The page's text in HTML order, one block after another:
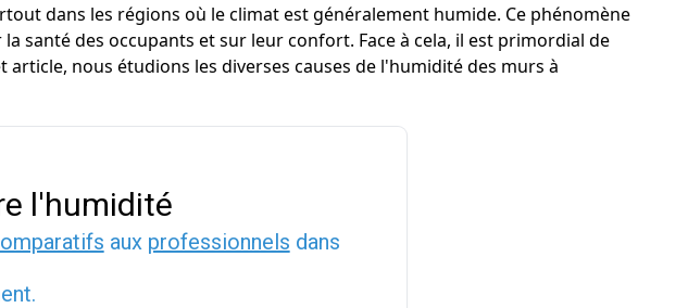
dans les régions où le climat est généralement humide. Ce phénomène
santé des occupants et sur leur confort. Face à cela, il est primordial de
nous étudions les diverses causes de l'humidité des murs à
l'humidité
aux professionnels dans